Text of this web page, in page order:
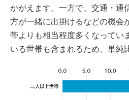
かがえます。一方で、交通・通
方が一緒に出掛けるなどの機会
帯よりも相当程度多くなってい
いる世帯も含まれるため、単純